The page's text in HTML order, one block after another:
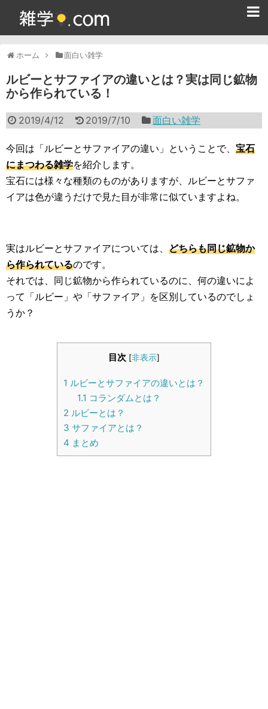
ホーム 面白い雑学
ルビーとサファイアの違いとは？実は同じ鉱物
から作られている！
2019/4/12 2019/7/10 面白い雑学
今回は「ルビーとサファイアの違い」ということで、 宝石
にまつわる雑学を紹介します。
宝石には様々な種類のものがありますが、ルビーとサファ
イアは色が違うだけで見た目が非常に似ていますよね。
実はルビーとサファイアについては、 どちらも同じ鉱物か
ら作られているのです。
それでは、同じ鉱物から作られているのに、何の違いによ
って「ルビー」や「サファイア」を区別しているのでしょ
うか？
目次 [非表示]
1 ルビーとサファイアの違いとは？
1.1 コランダムとは？
2 ルビーとは？
3 サファイアとは？
4 まとめ
365日雑学カレンダー
面白い雑学
ためになる雑学
スポーツ雑学
食べ物雑学
歴史雑学
生活雑学